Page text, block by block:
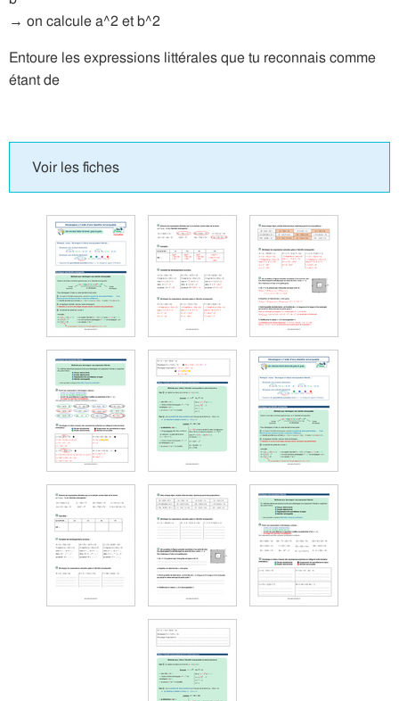
→ on calcule a^2 et b^2
Entoure les expressions littérales que tu reconnais comme
étant de
Voir les fiches